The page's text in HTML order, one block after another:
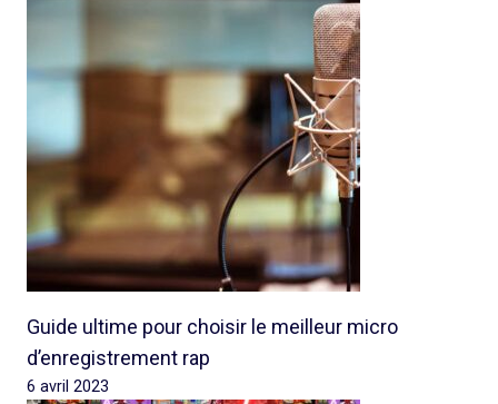
Guide ultime pour choisir le meilleur micro
d’enregistrement rap
6 avril 2023